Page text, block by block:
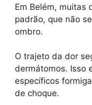
Em Belém, muitas
padrão, que não
ombro.
O trajeto da dor
dermátomos. Isso
específicos
de choque.